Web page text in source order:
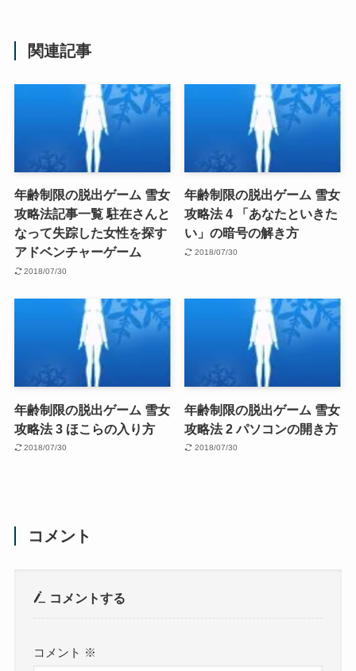
関連記事
年齢制限の脱出ゲーム 雪女
攻略法記事一覧 駐在さんと
なって失踪した女性を探す
アドベンチャーゲーム
2018/07/30
年齢制限の脱出ゲーム 雪女
攻略法 4 「あなたといきた
い」の暗号の解き方
2018/07/30
年齢制限の脱出ゲーム 雪女
攻略法 3 ほこらの入り方
2018/07/30
年齢制限の脱出ゲーム 雪女
攻略法 2 パソコンの開き方
2018/07/30
コメント
コメントする
コメント ※